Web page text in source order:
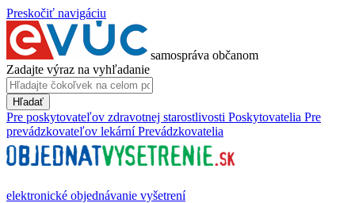
Preskočiť navigáciu
samospráva občanom
Zadajte výraz na vyhľadanie
Hľadať
Pre poskytovateľov zdravotnej starostlivosti Poskytovatelia Pre
prevádzkovateľov lekární Prevádzkovatelia
elektronické objednávanie vyšetrení